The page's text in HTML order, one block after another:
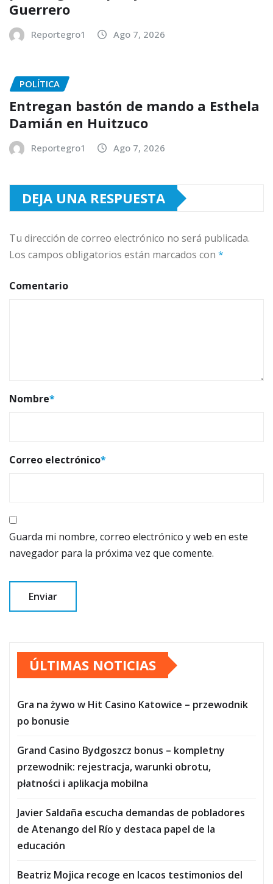
Guerrero
Reportegro1 Ago 7, 2026
POLÍTICA
Entregan bastón de mando a Esthela
Damián en Huitzuco
Reportegro1 Ago 7, 2026
DEJA UNA RESPUESTA
Tu dirección de correo electrónico no será publicada.
Los campos obligatorios están marcados con *
Comentario
Nombre*
Correo electrónico*
Guarda mi nombre, correo electrónico y web en este
navegador para la próxima vez que comente.
ÚLTIMAS NOTICIAS
Gra na żywo w Hit Casino Katowice – przewodnik
po bonusie
Grand Casino Bydgoszcz bonus – kompletny
przewodnik: rejestracja, warunki obrotu,
płatności i aplikacja mobilna
Javier Saldaña escucha demandas de pobladores
de Atenango del Río y destaca papel de la
educación
Beatriz Mojica recoge en Icacos testimonios del